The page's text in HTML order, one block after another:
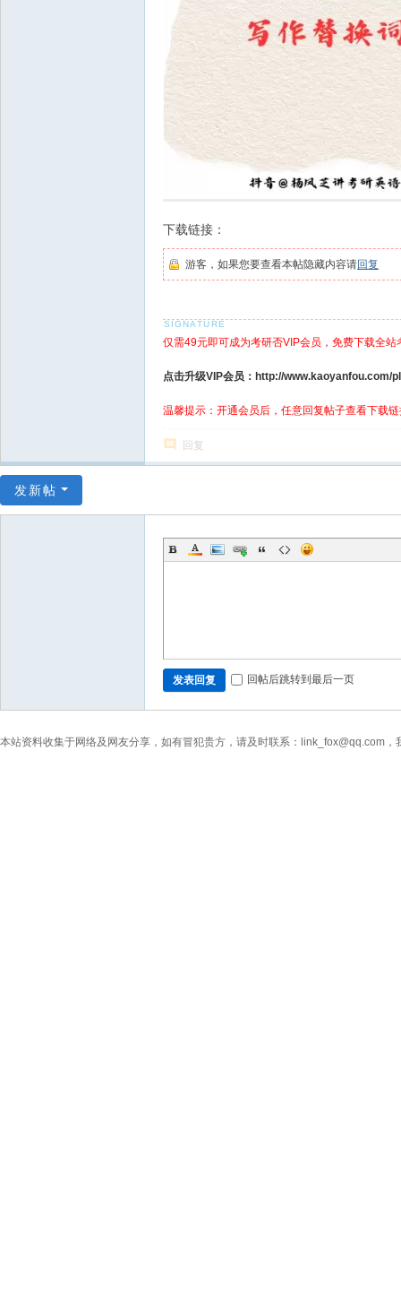
下载链接：
游客，如果您要查看本帖隐藏内容请回复
仅需49元即可成为考研否VIP会员，免费下载全站
点击升级VIP会员：http://www.kaoyanfou.com/
温馨提示：开通会员后，任意回复帖子查看下载
回复
发新帖
发表回复 回帖后跳转到最后一页
本站资料收集于网络及网友分享，如有冒犯贵方，请及时联系：link_fox@qq.com，